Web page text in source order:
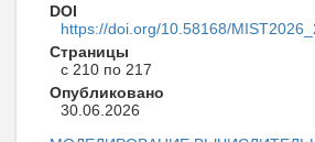
DOI
https://doi.org/10.58168/
Страницы
с 210 по 217
Опубликовано
30.06.2026